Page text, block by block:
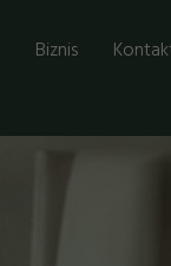
Biznis